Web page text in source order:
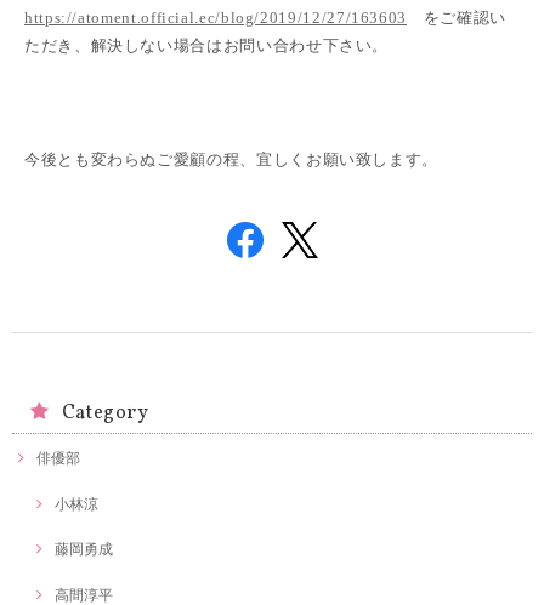
https://atoment.official.ec/blog/2019/12/27/163603
をご確認い
ただき、解決しない場合はお問い合わせ下さい。
今後とも変わらぬご愛顧の程、宜しくお願い致します。
Category
俳優部
小林涼
藤岡勇成
高間淳平